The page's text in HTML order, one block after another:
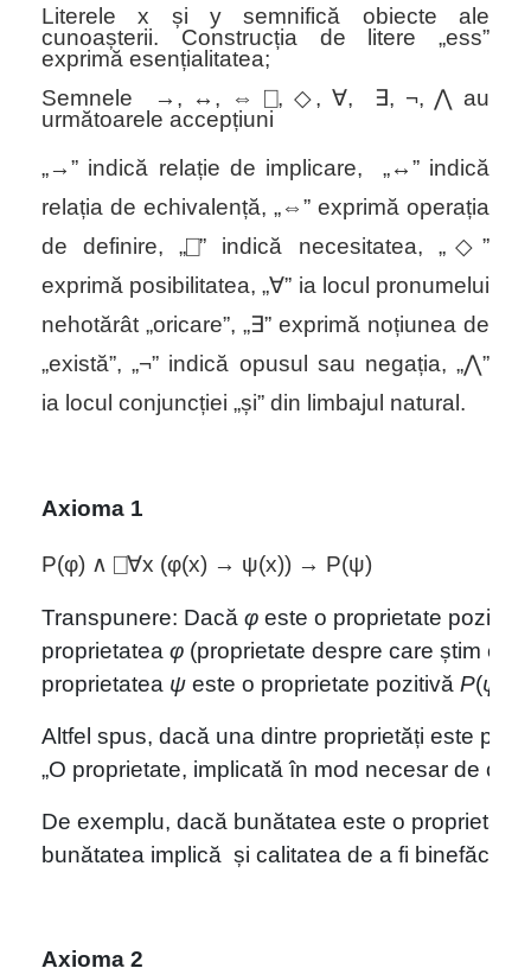
Literelex șiy semnifică obiecte ale
cunoașterii. Construcția de litere „ess”
exprimă esențialitatea;
Semnele
→, ↔️ , ⇔ ⎕, ◇,∀, ∃, ¬, ⋀ au
următoarele accepțiuni
„→” indică relație de implicare, „↔️” indică
relația de echivalență, „⇔” exprimă operația
de definire, „⎕” indică necesitatea, „◇”
exprimă posibilitatea, „∀” ia locul pronumelui
nehotărât „oricare”, „∃” exprimă noțiunea de
„există”, „¬” indică opusul sau negația, „⋀”
ia locul conjuncției „și” din limbajul natural.
Axioma 1
P(φ) ∧ ⎕∀x (φ(x) → ψ(x)) → P(ψ)
Transpunere: Dacă φ este o proprietate
proprietatea φ (proprietate despre care știm că
proprietatea ψ este o proprietate pozitivă P(ψ
Altfel spus, dacă una dintre proprietăți este
„O proprietate, implicată în mod necesar de
De exemplu, dacă bunătatea este o
bunătatea implică  și calitatea de a fi
Axioma 2